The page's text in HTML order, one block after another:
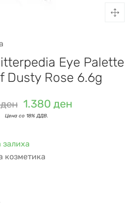
Eye Palette
Dusty Rose 6.6g
ден 1.380 ден
залиха
козметика